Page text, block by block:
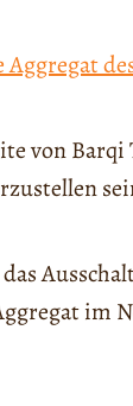
von Barqi
im